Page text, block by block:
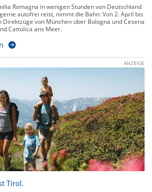
Romagna in wenigen Stunden von Deutschland
autofrei reist, nimmt die Bahn: Von 2. April bis
von München über Bologna und Cesena
Cattolica ans Meer.
ANZEIGE
Tirol.